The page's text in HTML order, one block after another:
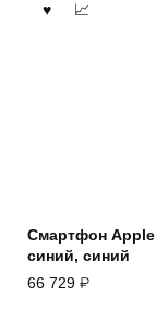
Смартфон Apple
синий, синий
66 729 ₽